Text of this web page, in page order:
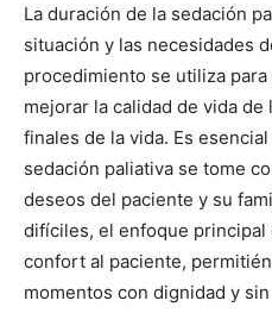
La duración de la sedación
situación y las necesidades
procedimiento se utiliza
mejorar la calidad de vida de
finales de la vida. Es
sedación paliativa se tome
deseos del paciente y su
difíciles, el enfoque
confort al paciente,
momentos con dignidad y